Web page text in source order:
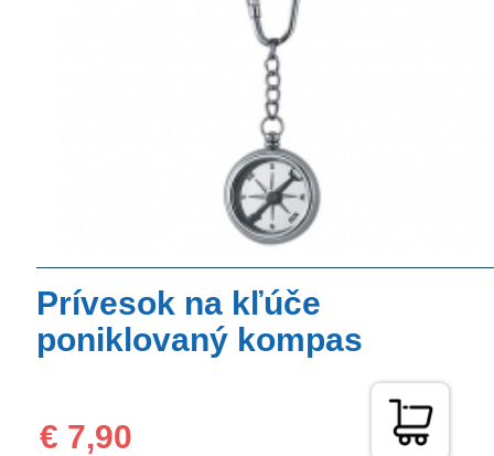
Prívesok na kľúče
poniklovaný kompas
€ 7,90